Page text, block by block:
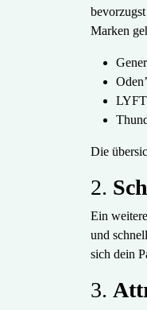
Marken
LYFT
Die
2.
Ein
und
sich dein
3.